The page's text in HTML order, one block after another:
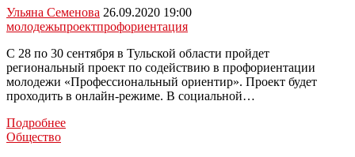
участвует
в
решении
вопросов
городского
устройства
Ульяна Семенова 26.09.2020 19:00
молодежьпроектпрофориентация
С 28 по 30 сентября в Тульской области пройдет
региональный проект по содействию в профориентации
молодежи «Профессиональный ориентир». Проект будет
проходить в онлайн-режиме. В социальной…
ПодробнееНовомосковской
Общество